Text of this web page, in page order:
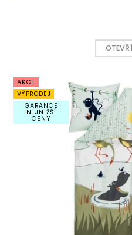
V
ý
p
s
AKCE
VÝPRODEJ
GARANCE
NEJNIŽŠÍ
CENY